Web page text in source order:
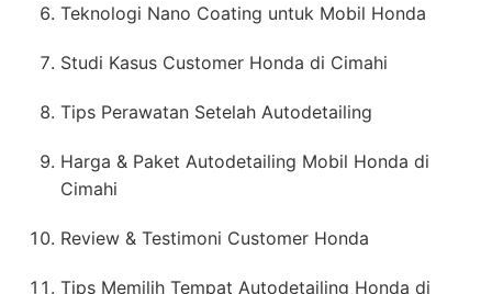
Teknologi Nano Coating untuk Mobil Honda
Studi Kasus Customer Honda di Cimahi
Tips Perawatan Setelah Autodetailing
Harga & Paket Autodetailing Mobil Honda di
Cimahi
Review & Testimoni Customer Honda
Tips Memilih Tempat Autodetailing Honda di